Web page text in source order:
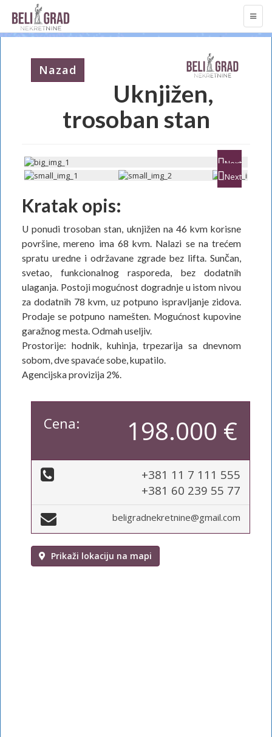
Nazad
Uknjižen,
trosoban stan
Next
Next
Kratak opis:
U ponudi trosoban stan, uknjižen na 46 kvm korisne
površine, mereno ima 68 kvm. Nalazi se na trećem
spratu uredne i održavane zgrade bez lifta. Sunčan,
svetao, funkcionalnog rasporeda, bez dodatnih
ulaganja. Postoji mogućnost dogradnje u istom nivou
za dodatnih 78 kvm, uz potpuno ispravljanje zidova.
Prodaje se potpuno namešten. Mogućnost kupovine
garažnog mesta. Odmah useljiv.
Prostorije: hodnik, kuhinja, trpezarija sa dnevnom
sobom, dve spavaće sobe, kupatilo.
Agencijska provizija 2%.
Cena: 198.000 €
+381 11 7 111 555
+381 60 239 55 77
beligradnekretnine@gmail.com
Prikaži lokaciju na mapi